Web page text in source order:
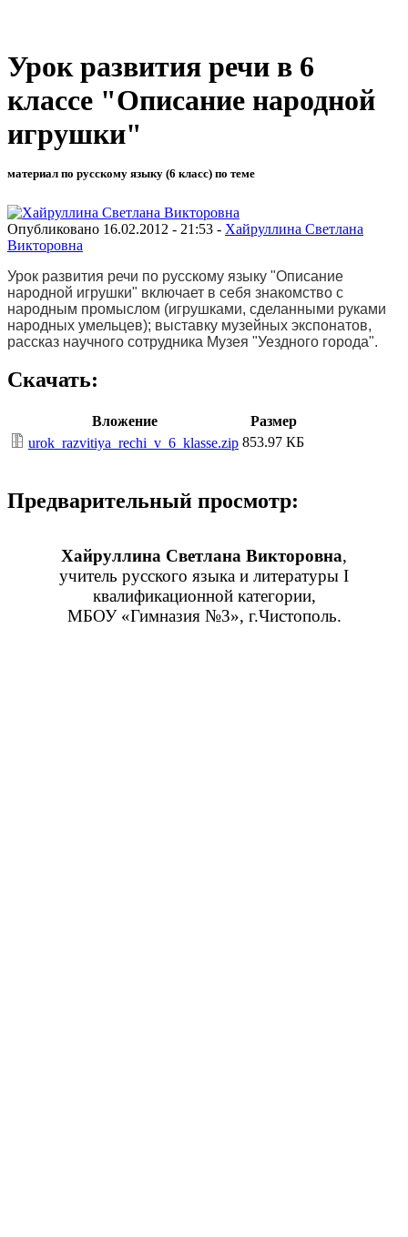
Урок развития речи в 6
классе "Описание народной
игрушки"
материал по русскому языку (6 класс) по теме
Опубликовано 16.02.2012 - 21:53 - Хайруллина Светлана
Викторовна
Урок развития речи по русскому языку "Описание
народной игрушки" включает в себя знакомство с
народным промыслом (игрушками, сделанными руками
народных умельцев); выставку музейных экспонатов,
рассказ научного сотрудника Музея "Уездного города".
Скачать:
Вложение
Размер
urok_razvitiya_rechi_v_6_klasse.zip 853.97 КБ
Предварительный просмотр:
Хайруллина Светлана Викторовна,
учитель русского языка и литературы I
квалификационной категории,
МБОУ «Гимназия №3», г.Чистополь.